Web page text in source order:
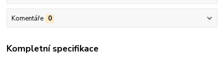
Komentáře 0
Kompletní specifikace